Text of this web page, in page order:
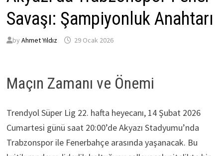
Savaşı: Şampiyonluk Anahtarı
by Ahmet Yıldız 29 Ocak 2026
Maçın Zamanı ve Önemi
Trendyol Süper Lig 22. hafta heyecanı, 14 Şubat 2026
Cumartesi günü saat 20:00’de Akyazı Stadyumu’nda
Trabzonspor ile Fenerbahçe arasında yaşanacak. Bu